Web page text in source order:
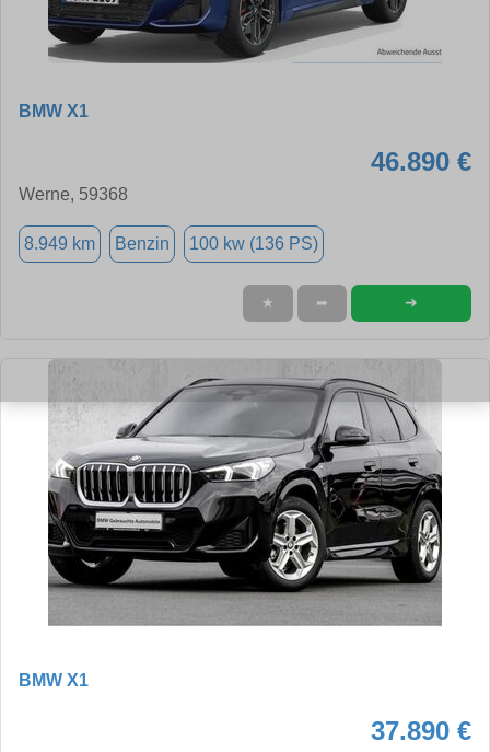
BMW X1
46.890 €
Werne, 59368
8.949 km Benzin 100 kw (136 PS)
★ ➦ ➜
BMW X1
37.890 €